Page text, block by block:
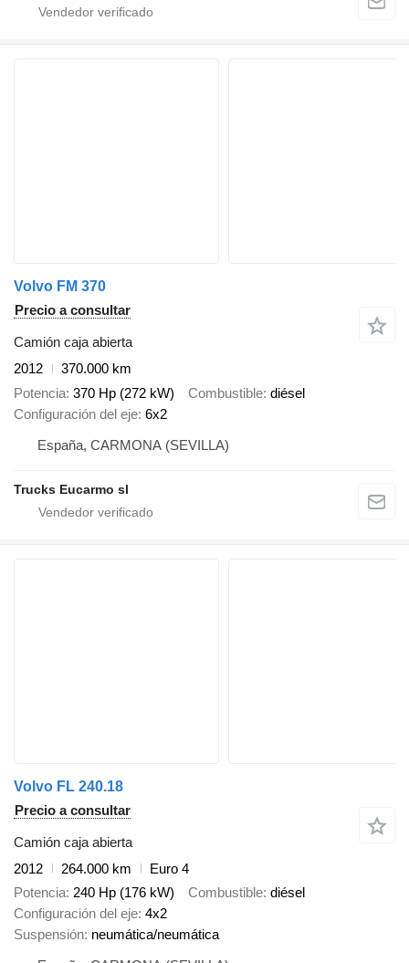
Volvo FM 370
Precio a consultar
Camión caja abierta
2012
370.000 km
Potencia 370 Hp (272 kW) Combustible diésel
Configuración del eje 6x2
España, CARMONA (SEVILLA)
Trucks Eucarmo sl
Volvo FL 240.18
Precio a consultar
Camión caja abierta
2012
264.000 km
Euro 4
Potencia 240 Hp (176 kW) Combustible diésel
Configuración del eje 4x2
Suspensión neumática/neumática